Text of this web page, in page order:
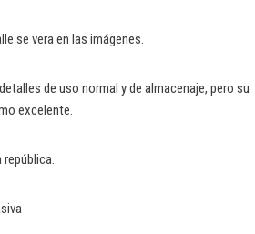
se vera en las imágenes.
de uso normal y de almacenaje, pero su
excelente.